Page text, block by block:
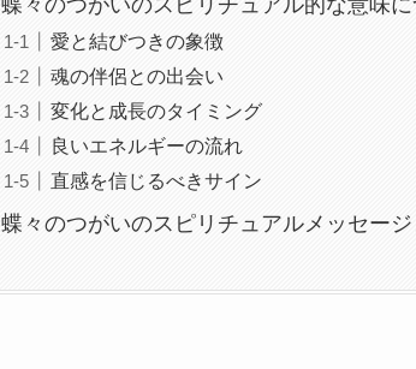
蝶々のつがいのスピリチュアル的な意味に
愛と結びつきの象徴
魂の伴侶との出会い
変化と成長のタイミング
良いエネルギーの流れ
直感を信じるべきサイン
蝶々のつがいのスピリチュアルメッセー